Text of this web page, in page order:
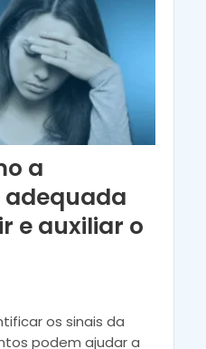
a
e auxiliar o
os sinais da
podem ajudar a